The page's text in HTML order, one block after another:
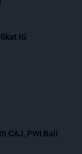
IG
CAJ, PWI Bali